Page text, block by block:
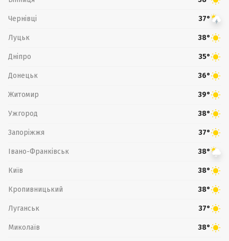
Чернівці 37°
Луцьк 38°
Дніпро 35°
Донецьк 36°
Житомир 39°
Ужгород 38°
Запоріжжя 37°
Івано-Франківськ 38°
Київ 38°
Кропивницький 38°
Луганськ 37°
Миколаїв 38°